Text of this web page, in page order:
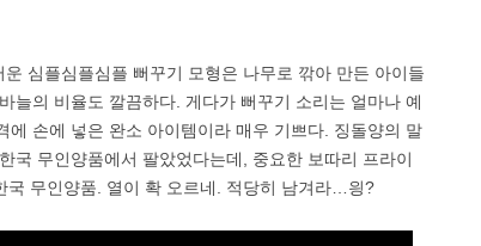
심플심플심플 뻐꾸기 모형은 나무로 깎아 만든 아이들
늘의 비율도 깔끔하다. 게다가 뻐꾸기 소리는 얼마나 예
손에 넣은 완소 아이템이라 매우 기쁘다. 징돌양의 말
국 무인양품에서 팔았었다는데, 중요한 보따리 프라이
무인양품. 열이 확 오르네. 적당히 남겨라…읭?